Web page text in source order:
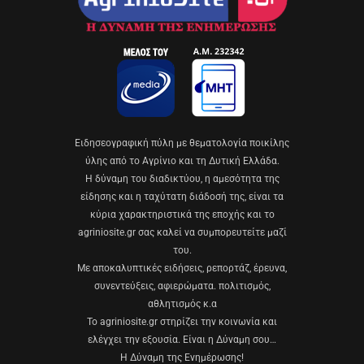
Eιδησεογραφική πύλη με θεματολογία ποικίλης
ύλης από το Αγρίνιο και τη Δυτική Ελλάδα.
Η δύναμη του διαδικτύου, η αμεσότητα της
είδησης και η ταχύτατη διάδοσή της, είναι τα
κύρια χαρακτηριστικά της εποχής και το
agriniosite.gr σας καλεί να συμπορευτείτε μαζί
του.
Με αποκαλυπτικές ειδήσεις, ρεπορτάζ, έρευνα,
συνεντεύξεις, αφιερώματα. πολιτισμός,
αθλητισμός κ.α
Το agriniosite.gr στηρίζει την κοινωνία και
ελέγχει την εξουσία. Είναι η Δύναμη σου…
Η Δύναμη της Ενημέρωσης!